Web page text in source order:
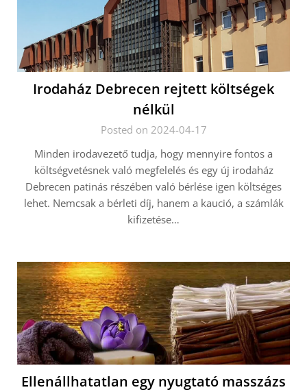
Irodaház Debrecen rejtett költségek
nélkül
Posted on 2024-04-17
Minden irodavezető tudja, hogy mennyire fontos a
költségvetésnek való megfelelés és egy új irodaház
Debrecen patinás részében való bérlése igen költséges
lehet. Nemcsak a bérleti díj, hanem a kaució, a számlák
kifizetése…
Ellenállhatatlan egy nyugtató masszázs